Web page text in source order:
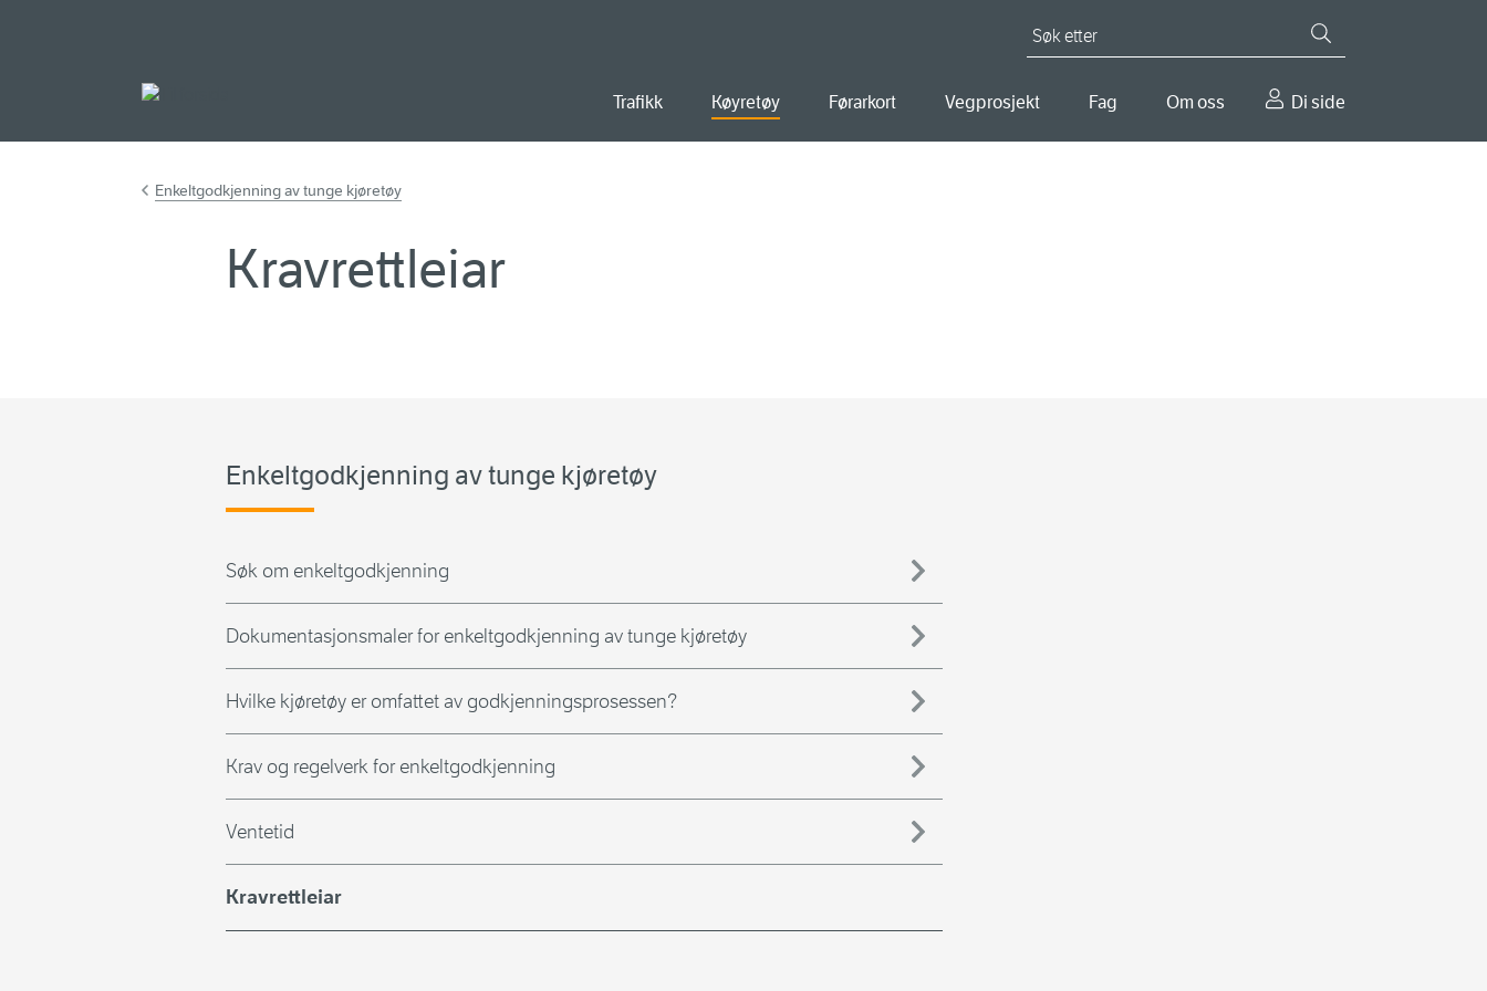
Trafikk Køyretøy Førarkort Vegprosjekt Fag Om oss Di side
Enkeltgodkjenning av tunge kjøretøy
Kravrettleiar
Enkeltgodkjenning av tunge kjøretøy
Søk om enkeltgodkjenning
Dokumentasjonsmaler for enkeltgodkjenning av tunge kjøretøy
Hvilke kjøretøy er omfattet av godkjenningsprosessen?
Krav og regelverk for enkeltgodkjenning
Ventetid
Kravrettleiar